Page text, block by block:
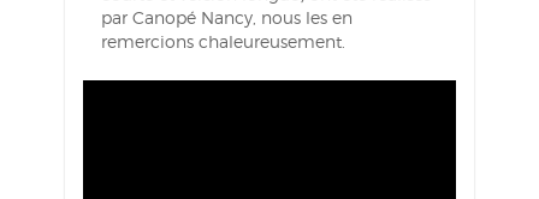
par Canopé Nancy, nous les en
remercions chaleureusement.